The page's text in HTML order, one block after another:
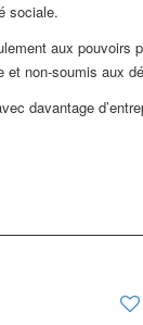
sociale.
aux
et non-soumis aux
davantage